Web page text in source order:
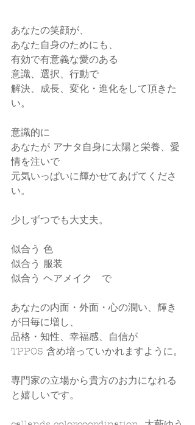
あなたの笑顔が、
あなた自身のためにも、
有効で有意義な愛のある
意識、選択、行動で
解決、成長、変化・進化をして頂きた
い。
意識的に
あなたが アナタ自身に太陽と栄養、愛
情を注いで
元気いっぱいに輝かせてあげてくださ
い。
少しずつでも大丈夫。
似合う 色
似合う 服装
似合う ヘアメイク　で
あなたの内面・外面・心の潤い、輝き
が日毎に増し、
品格・知性、幸福感、自信が
TPPOS 含め培っていかれますように。
専門家の立場から貴方のお力になれる
と嬉しいです。